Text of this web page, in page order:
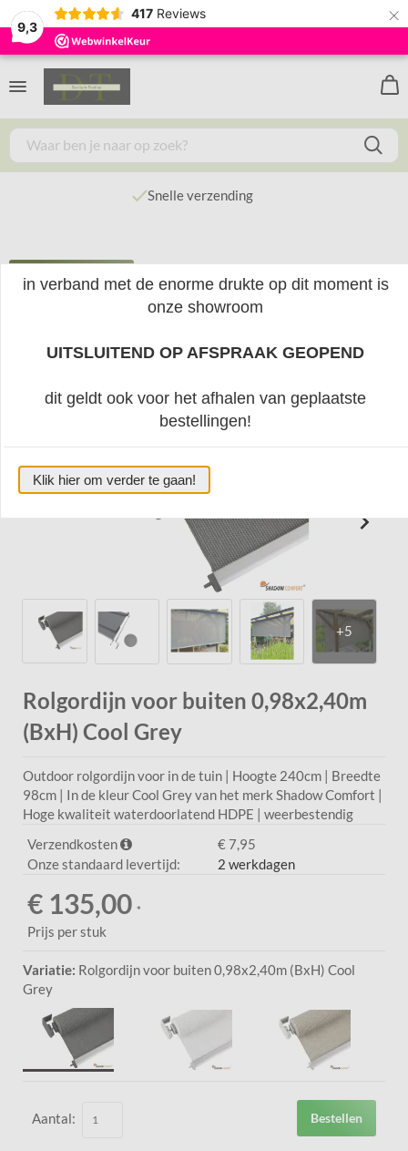
9,3
417 Reviews ×
Snelle verzending
Rolgordijnen
Rolgordijn voor buiten 0,98x2,40m (BxH) Cool Grey
Rolgordijn voor buiten 0,98x2,40m
(BxH) Cool Grey
Rolgordijn voor buiten 0,98x2,40m
(BxH) Cool Grey
Outdoor rolgordijn voor in de tuin | Hoogte 240cm | Breedte
98cm | In de kleur Cool Grey van het merk Shadow Comfort |
Hoge kwaliteit waterdoorlatend HDPE | weerbestendig
Verzendkosten
€ 7,95
Onze standaard levertijd:
2 werkdagen
€ 135,00 *
Prijs per stuk
Variatie: Rolgordijn voor buiten 0,98x2,40m (BxH) Cool
Grey
Aantal: Bestellen
in verband met de enorme drukte op dit moment is
onze showroom
UITSLUITEND OP AFSPRAAK GEOPEND
dit geldt ook voor het afhalen van geplaatste
bestellingen!
Klik hier om verder te gaan!